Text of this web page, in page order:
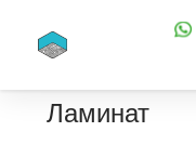
Ламинат